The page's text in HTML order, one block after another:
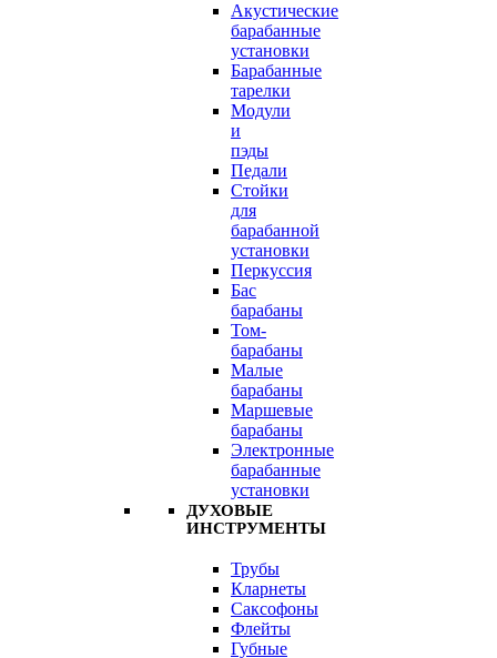
Акустические
барабанные
установки
Барабанные
тарелки
Модули
и
пэды
Педали
Стойки
для
барабанной
установки
Перкуссия
Бас
барабаны
Том-
барабаны
Малые
барабаны
Маршевые
барабаны
Электронные
барабанные
установки
ДУХОВЫЕ
ИНСТРУМЕНТЫ
Трубы
Кларнеты
Саксофоны
Флейты
Губные